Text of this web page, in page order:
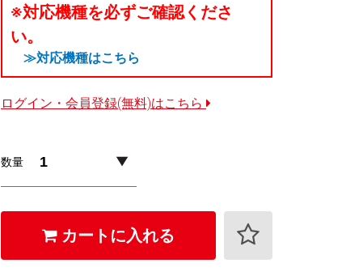
駐車監視機能 標準搭載
駐車監視セット
大口注文はこちら
※対応機種を必ずご確認くださ
い。
≫対応機種はこちら
ログイン・会員登録(無料)はこちら
数量
カートに入れる